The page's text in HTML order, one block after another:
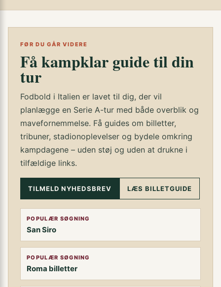
FØR DU GÅR VIDERE
Få kampklar guide til din
tur
Fodbold i Italien er lavet til dig, der vil
planlægge en Serie A-tur med både overblik og
mavefornemmelse. Få guides om billetter,
tribuner, stadionoplevelser og bydele omkring
kampdagene – uden støj og uden at drukne i
tilfældige links.
TILMELD NYHEDSBREV LÆS BILLETGUIDE
POPULÆR SØGNING
San Siro
POPULÆR SØGNING
Roma billetter